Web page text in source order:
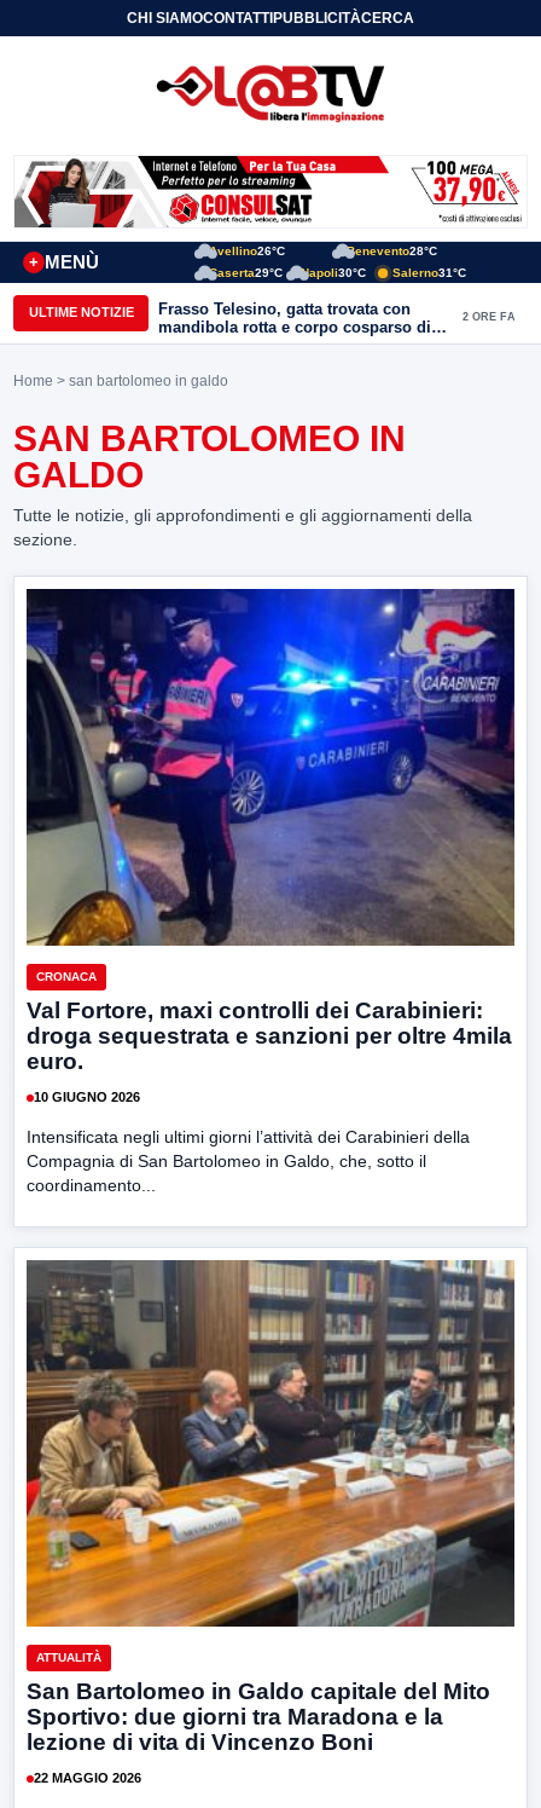
CHI SIAMOCONTATTIPUBBLICITÀCERCA
MENÙ
+
Avellino26°C Benevento28°C
Caserta29°C Napoli30°C Salerno31°C
ULTIME NOTIZIE
Frasso Telesino, gatta trovata con
mandibola rotta e corpo cosparso di
colla: “Atto di inaudita crudeltà”
2 ORE FA
Home > san bartolomeo in galdo
SAN BARTOLOMEO IN
GALDO
Tutte le notizie, gli approfondimenti e gli aggiornamenti della
sezione.
CRONACA
Val Fortore, maxi controlli dei Carabinieri:
droga sequestrata e sanzioni per oltre 4mila
euro.
10 GIUGNO 2026
Intensificata negli ultimi giorni l’attività dei Carabinieri della
Compagnia di San Bartolomeo in Galdo, che, sotto il
coordinamento...
ATTUALITÀ
San Bartolomeo in Galdo capitale del Mito
Sportivo: due giorni tra Maradona e la
lezione di vita di Vincenzo Boni
22 MAGGIO 2026